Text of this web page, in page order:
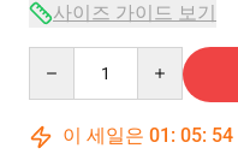
사이즈 가이드 보기
이 세일은 01 : 05: 53